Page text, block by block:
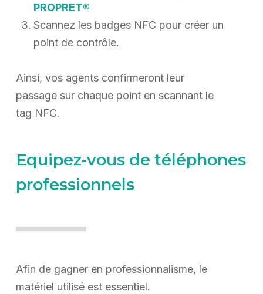
PROPRET®
Scannez les badges NFC pour créer un
point de contrôle.
Ainsi, vos agents confirmeront leur
passage sur chaque point en scannant le
tag NFC.
Equipez-vous de téléphones
professionnels
Afin de gagner en professionnalisme, le
matériel utilisé est essentiel.